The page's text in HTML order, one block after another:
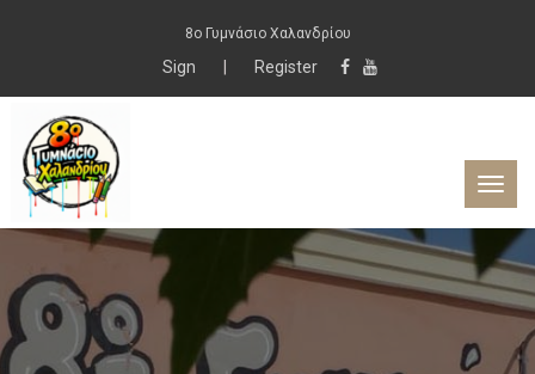
8ο Γυμνάσιο Χαλανδρίου
Sign Register